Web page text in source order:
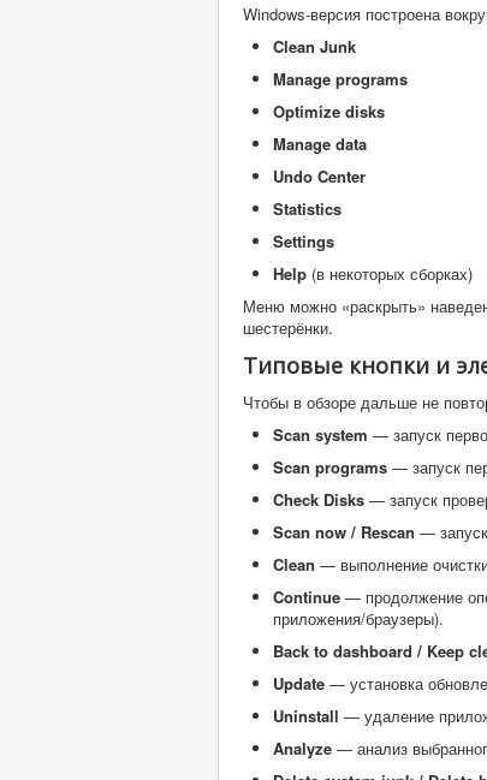
Windows-версия построена
Clean Junk
Manage programs
Optimize disks
Manage data
Undo Center
Statistics
Settings
Help (в некоторых сборках)
Меню можно «раскрыть»
шестерёнки.
Типовые кнопки и
Чтобы в обзоре дальше не
Scan system — запуск
Scan programs — запуск
Check Disks — запуск
Scan now / Rescan —
Clean — выполнение
Continue — продолжение
приложения/браузеры).
Back to dashboard / Keep
Update — установка
Uninstall — удаление
Analyze — анализ